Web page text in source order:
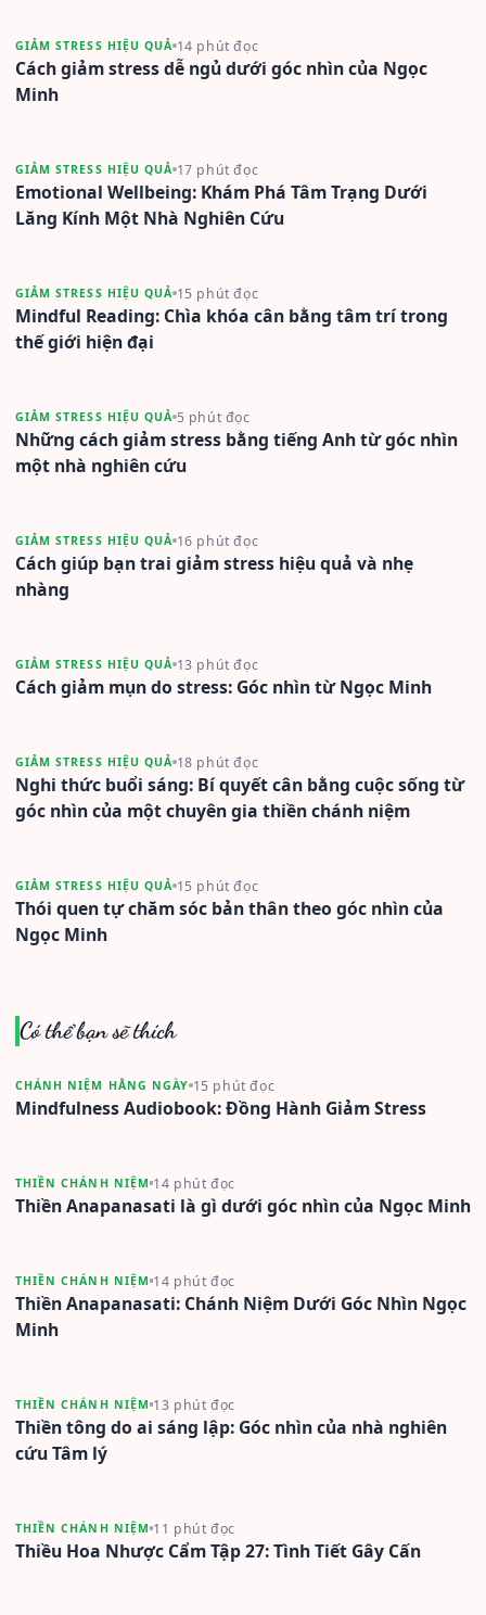
GIẢM STRESS HIỆU QUẢ 14 phút đọc
Cách giảm stress dễ ngủ dưới góc nhìn của Ngọc
Minh
GIẢM STRESS HIỆU QUẢ 17 phút đọc
Emotional Wellbeing: Khám Phá Tâm Trạng Dưới
Lăng Kính Một Nhà Nghiên Cứu
GIẢM STRESS HIỆU QUẢ 15 phút đọc
Mindful Reading: Chìa khóa cân bằng tâm trí trong
thế giới hiện đại
GIẢM STRESS HIỆU QUẢ 5 phút đọc
Những cách giảm stress bằng tiếng Anh từ góc nhìn
một nhà nghiên cứu
GIẢM STRESS HIỆU QUẢ 16 phút đọc
Cách giúp bạn trai giảm stress hiệu quả và nhẹ
nhàng
GIẢM STRESS HIỆU QUẢ 13 phút đọc
Cách giảm mụn do stress: Góc nhìn từ Ngọc Minh
GIẢM STRESS HIỆU QUẢ 18 phút đọc
Nghi thức buổi sáng: Bí quyết cân bằng cuộc sống từ
góc nhìn của một chuyên gia thiền chánh niệm
GIẢM STRESS HIỆU QUẢ 15 phút đọc
Thói quen tự chăm sóc bản thân theo góc nhìn của
Ngọc Minh
Có thể bạn sẽ thích
CHÁNH NIỆM HẰNG NGÀY 15 phút đọc
Mindfulness Audiobook: Đồng Hành Giảm Stress
THIỀN CHÁNH NIỆM 14 phút đọc
Thiền Anapanasati là gì dưới góc nhìn của Ngọc Minh
THIỀN CHÁNH NIỆM 14 phút đọc
Thiền Anapanasati: Chánh Niệm Dưới Góc Nhìn Ngọc
Minh
THIỀN CHÁNH NIỆM 13 phút đọc
Thiền tông do ai sáng lập: Góc nhìn của nhà nghiên
cứu Tâm lý
THIỀN CHÁNH NIỆM 11 phút đọc
Thiều Hoa Nhược Cẩm Tập 27: Tình Tiết Gây Cấn